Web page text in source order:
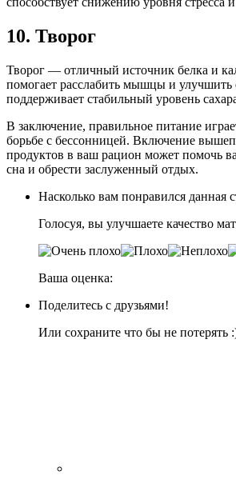
10. Творог
Творог — отличный источник белка и
помогает расслабить мышцы и улучшить
поддерживает стабильный уровень
В заключение, правильное питание
борьбе с бессонницей. Включение
продуктов в ваш рацион может помочь
сна и обрести заслуженный отдых.
Насколько вам понравился данная
Голосуя, вы улучшаете качество
Ваша оценка:
Поделитесь с друзьями!
Или сохраните что бы не потерять